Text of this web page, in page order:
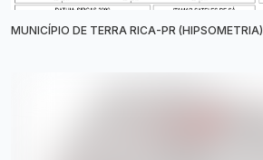
MUNICÍPIO DE TERRA RICA-PR (HIPSOMETRIA)